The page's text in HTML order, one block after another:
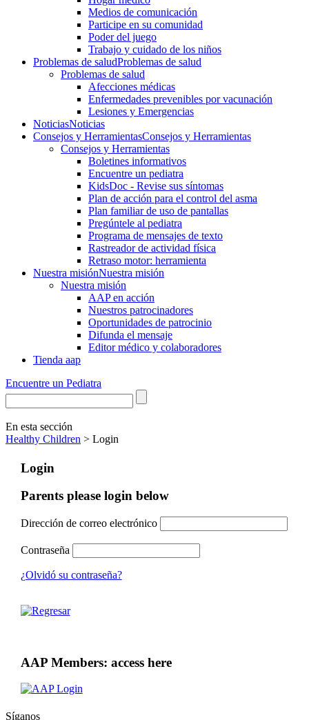
Medios de comunicación
Participe en su comunidad
Poder del juego
Trabajo y cuidado de los niños
Problemas de saludProblemas de salud
Problemas de salud
Afecciones médicas
Enfermedades prevenibles por vacunación
Lesiones y Emergencias
NoticiasNoticias
Consejos y HerramientasConsejos y Herramientas
Consejos y Herramientas
Boletines informativos
Encuentre un pediatra
KidsDoc - Revise sus síntomas
Plan de acción para el control del asma
Plan familiar de uso de pantallas
Pregúntele al pediatra
Programa de mensajes de texto
Rastre​​ador de activida​d física
Retraso motor: herramienta
Nuestra misiónNuestra misión
Nuestra misión
AAP en acción
Nuestros patrocinadores
Oportunidades de patrocinio
Difunda el mensaje
Editor médico y colaboradores
Tienda aap
Encuentre un Pediatra
En esta sección
Healthy Children > Login
Login
Parents please login below
Dirección de correo electrónico
Contraseña
¿Olvidó su contraseña?
AAP Members: access here
Síganos